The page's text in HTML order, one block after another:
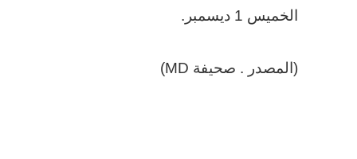
الخميس 1 ديسمبر.
(المصدر . صحيفة MD)